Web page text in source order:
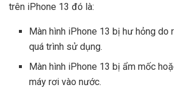
trên iPhone 13 đó là:
Màn hình iPhone 13 bị hư hỏng do
quá trình sử dụng.
Màn hình iPhone 13 bị ẩm mốc
máy rơi vào nước.